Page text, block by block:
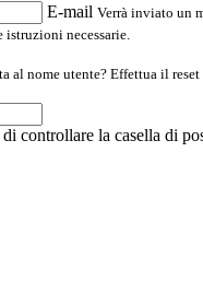
E-mail Verrà inviato un
necessarie.
al nome utente? Effettua il
controllare la casella di